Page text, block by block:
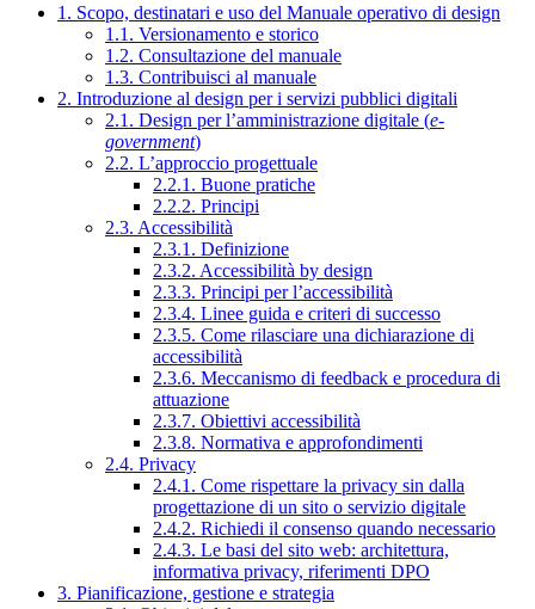
1. Scopo, destinatari e uso del Manuale operativo di design
1.1. Versionamento e storico
1.2. Consultazione del manuale
1.3. Contribuisci al manuale
2. Introduzione al design per i servizi pubblici digitali
2.1. Design per l’amministrazione digitale (e-
government)
2.2. L’approccio progettuale
2.2.1. Buone pratiche
2.2.2. Principi
2.3. Accessibilità
2.3.1. Definizione
2.3.2. Accessibilità by design
2.3.3. Principi per l’accessibilità
2.3.4. Linee guida e criteri di successo
2.3.5. Come rilasciare una dichiarazione di
accessibilità
2.3.6. Meccanismo di feedback e procedura di
attuazione
2.3.7. Obiettivi accessibilità
2.3.8. Normativa e approfondimenti
2.4. Privacy
2.4.1. Come rispettare la privacy sin dalla
progettazione di un sito o servizio digitale
2.4.2. Richiedi il consenso quando necessario
2.4.3. Le basi del sito web: architettura,
informativa privacy, riferimenti DPO
3. Pianificazione, gestione e strategia